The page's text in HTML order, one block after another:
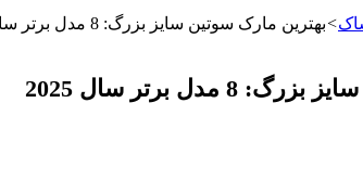
>بهترین مارک سوتین سایز بزرگ: 8 مدل برتر سال 2025
برتر سال 2025